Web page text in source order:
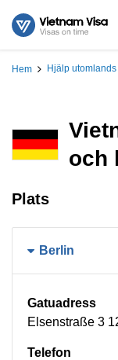
Hem Hjälp utomlands
och
Plats
Berlin
Gatuadress
Elsenstraße 3
Telefon